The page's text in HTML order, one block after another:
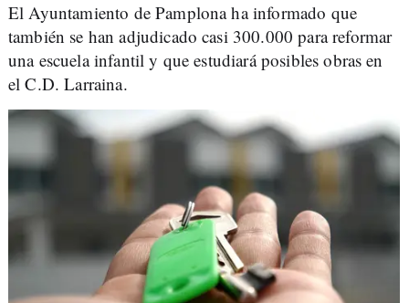
El Ayuntamiento de Pamplona ha informado que
también se han adjudicado casi 300.000 para reformar
una escuela infantil y que estudiará posibles obras en
el C.D. Larraina.